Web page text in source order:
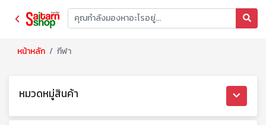
หน้าหลัก กีฬา
หมวดหมู่สินค้า